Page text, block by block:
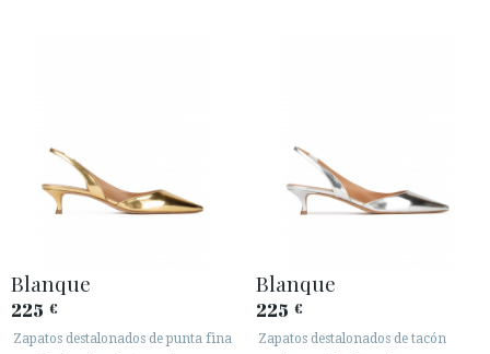
Blanque
225 €
Zapatos destalonados de punta fina
Blanque
225 €
Zapatos destalonados de tacón